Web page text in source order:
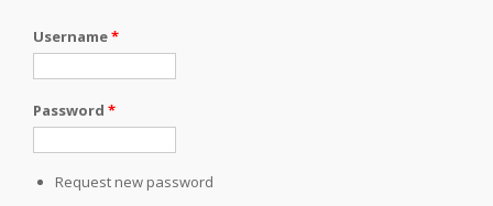
Username*
Password *
Request new password